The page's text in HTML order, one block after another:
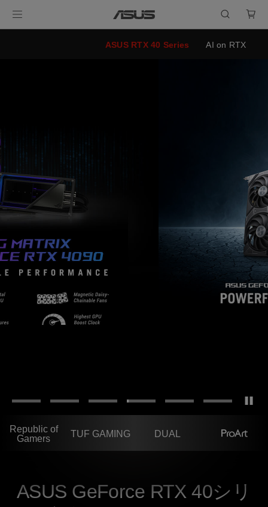
ASUS RTX 40 Series AI on RTX
Republic of
Gamers
TUF GAMING DUAL
ASUS GeForce RTX 40シリ